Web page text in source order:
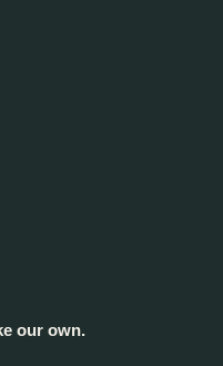
our own.